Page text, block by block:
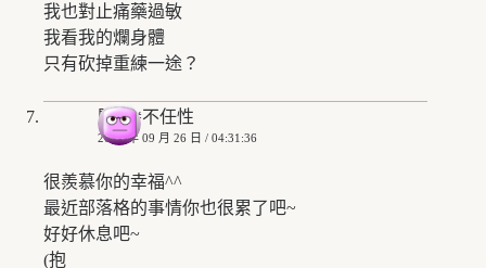
我也對止痛藥過敏
我看我的爛身體
只有砍掉重練一途？
堅強≠不任性
2008 年 09 月 26 日 / 04:31:36
很羨慕你的幸福^^
最近部落格的事情你也很累了吧~
好好休息吧~
(抱